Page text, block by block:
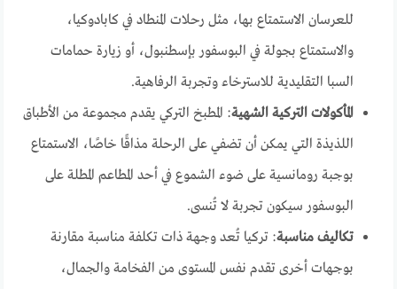
للعرسان الاستمتاع بها، مثل رحلات المنطاد في كابادوكيا،
والاستمتاع بجولة في البوسفور بإسطنبول، أو زيارة حمامات
السبا التقليدية للاسترخاء وتجربة الرفاهية.
المأكولات التركية الشهية: المطبخ التركي يقدم مجموعة من الأطباق
اللذيذة التي يمكن أن تضفي على الرحلة مذاقًا خاصًا، الاستمتاع
بوجبة رومانسية على ضوء الشموع في أحد المطاعم المطلة على
البوسفور سيكون تجربة لا تُنسى.
تكاليف مناسبة: تركيا تُعد وجهة ذات تكلفة مناسبة مقارنة
بوجهات أخرى تقدم نفس المستوى من الفخامة والجمال،